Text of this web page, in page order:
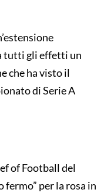
tutti gli effetti un
che ha visto il
di Serie A
of Football del
fermo” per la rosa in